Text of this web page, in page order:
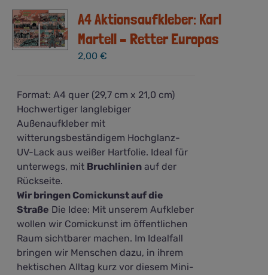
A4 Aktionsaufkleber: Karl
Martell – Retter Europas
2,00€
Format: A4 quer (29,7 cm x 21,0 cm)
Hochwertiger langlebiger
Außenaufkleber mit
witterungsbeständigem Hochglanz-
UV-Lack aus weißer Hartfolie. Ideal für
unterwegs, mit Bruchlinien auf der
Rückseite.
Wir bringen Comickunst auf die
Straße Die Idee: Mit unserem Aufkleber
wollen wir Comickunst im öffentlichen
Raum sichtbarer machen. Im Idealfall
bringen wir Menschen dazu, in ihrem
hektischen Alltag kurz vor diesem Mini-